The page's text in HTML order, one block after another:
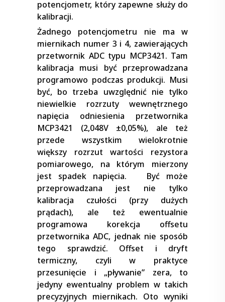
potencjometr, który zapewne służy do
kalibracji.
Żadnego potencjometru nie ma w
miernikach numer 3 i 4, zawierających
przetwornik ADC typu MCP3421. Tam
kalibracja musi być przeprowadzana
programowo podczas produkcji. Musi
być, bo trzeba uwzględnić nie tylko
niewielkie rozrzuty wewnętrznego
napięcia odniesienia przetwornika
MCP3421 (2,048V ±0,05%), ale też
przede wszystkim wielokrotnie
większy rozrzut wartości rezystora
pomiarowego, na którym mierzony
jest spadek napięcia. Być może
przeprowadzana jest nie tylko
kalibracja czułości (przy dużych
prądach), ale też ewentualnie
programowa korekcja offsetu
przetwornika ADC, jednak nie sposób
tego sprawdzić. Offset i dryft
termiczny, czyli w praktyce
przesunięcie i „pływanie” zera, to
jedyny ewentualny problem w takich
precyzyjnych miernikach. Oto wyniki